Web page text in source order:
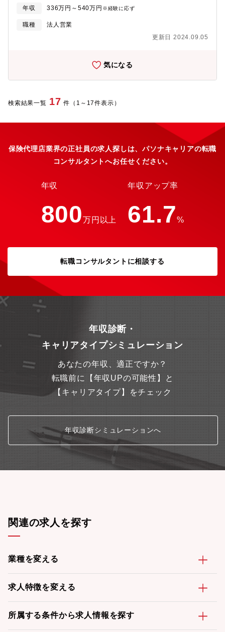
年収 336万円～540万円 ※経験に応ず
職種
法人営業
更新日 2024.09.05
気になる
検索結果一覧 17 件（1～17件表示）
保険代理店業界の正社員の求人探しは、パソナキャリアの転職
コンサルタントへお任せください。
年収
800万円以上
年収アップ率
61.7%
転職コンサルタントに相談する
年収診断・
キャリアタイプシミュレーション
あなたの年収、適正ですか？
転職前に【年収UPの可能性】と
【キャリアタイプ】をチェック
年収診断シミュレーションへ
関連の求人を探す
業種を変える
求人特徴を変える
所属する条件から求人情報を探す